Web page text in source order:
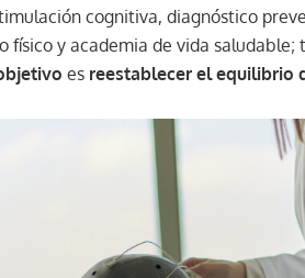
cognitiva, diagnóstico
y academia de vida saludable;
es reestablecer el equilibrio